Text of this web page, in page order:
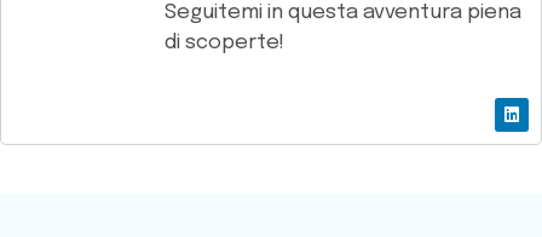
Seguitemi in questa avventura piena
di scoperte!